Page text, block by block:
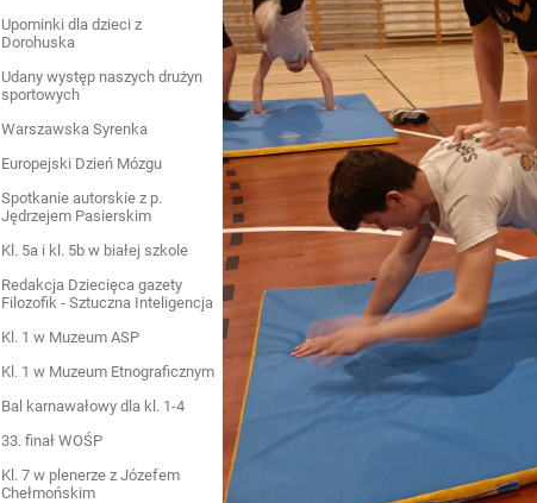
Upominki dla dzieci z
Dorohuska
Udany występ naszych drużyn
sportowych
Warszawska Syrenka
Europejski Dzień Mózgu
Spotkanie autorskie z p.
Jędrzejem Pasierskim
Kl. 5a i kl. 5b w białej szkole
Redakcja Dziecięca gazety
Filozofik - Sztuczna Inteligencja
Kl. 1 w Muzeum ASP
Kl. 1 w Muzeum Etnograficznym
Bal karnawałowy dla kl. 1-4
33. finał WOŚP
Kl. 7 w plenerze z Józefem
Chełmońskim